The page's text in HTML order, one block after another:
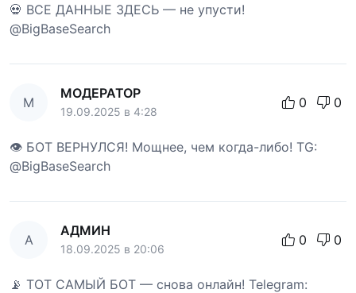
💀 ВСЕ ДАННЫЕ ЗДЕСЬ — не упусти!
@BigBaseSearch
М
МОДЕРАТОР
19.09.2025 в 4:28
0 0
👁 БОТ ВЕРНУЛСЯ! Мощнее, чем когда-либо! TG:
@BigBaseSearch
А
АДМИН
18.09.2025 в 20:06
0 0
📡 ТОТ САМЫЙ БОТ — снова онлайн! Telegram: